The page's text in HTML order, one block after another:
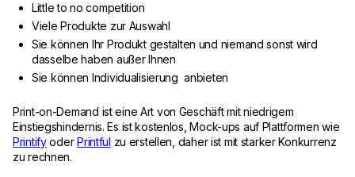
Little to no competition
Viele Produkte zur Auswahl
Sie können Ihr Produkt gestalten und niemand sonst wird
dasselbe haben außer Ihnen
Sie können Individualisierung anbieten
Print-on-Demand ist eine Art von Geschäft mit niedrigem
Einstiegshindernis. Es ist kostenlos, Mock-ups auf Plattformen wie
PrintifyoderPrintful zu erstellen, daher ist mit starker Konkurrenz
zu rechnen.